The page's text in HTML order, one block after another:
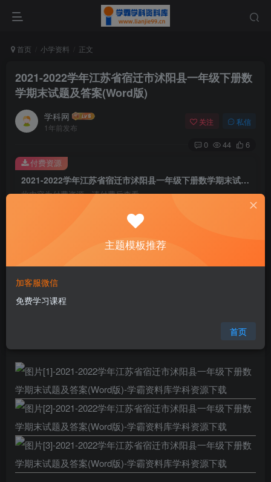
首页 小学资料 正文
2021-2022学年江苏省宿迁市沭阳县一年级下册数
学期末试题及答案(Word版)
学科网
1年前发布
关注 私信
0 44 6
2021-2022学年江苏省宿迁市沭阳县一年级下册数学期末试题及答案(Word版)
此内容为付费资源，请付费后查看
9.6
免费
暂时无法购买，请与站长联系
392.14 KB
付费资源
主题模板推荐
加客服微信
免费学习课程
首页